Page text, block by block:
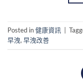
Posted in健康資訊
早洩, 早洩改善